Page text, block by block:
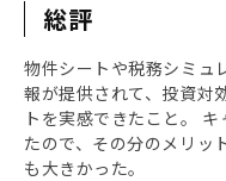
総評
物件シートや税務シミュ
報が提供されて、投資対
トを実感できたこと。
たので、その分のメリッ
も大きかった。